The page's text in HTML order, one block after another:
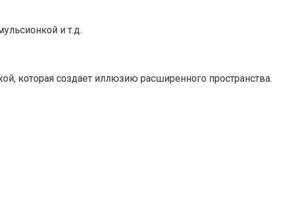
и т.д.
которая создает иллюзию расширенного пространства.